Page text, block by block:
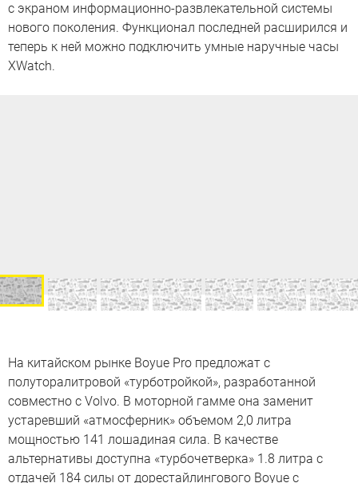
с экраном информационно-развлекательной системы
нового поколения. Функционал последней расширился и
теперь к ней можно подключить умные наручные часы
XWatch.
На китайском рынке Boyue Pro предложат с
полуторалитровой «турботройкой», разработанной
совместно с Volvo. В моторной гамме она заменит
устаревший «атмосферник» объемом 2,0 литра
мощностью 141 лошадиная сила. В качестве
альтернативы доступна «турбочетверка» 1.8 литра с
отдачей 184 силы от дорестайлингового Boyue с